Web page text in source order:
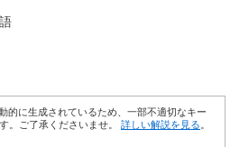
的に生成されているため、一部不適切なキー
。ご了承くださいませ。 詳しい解説を見る